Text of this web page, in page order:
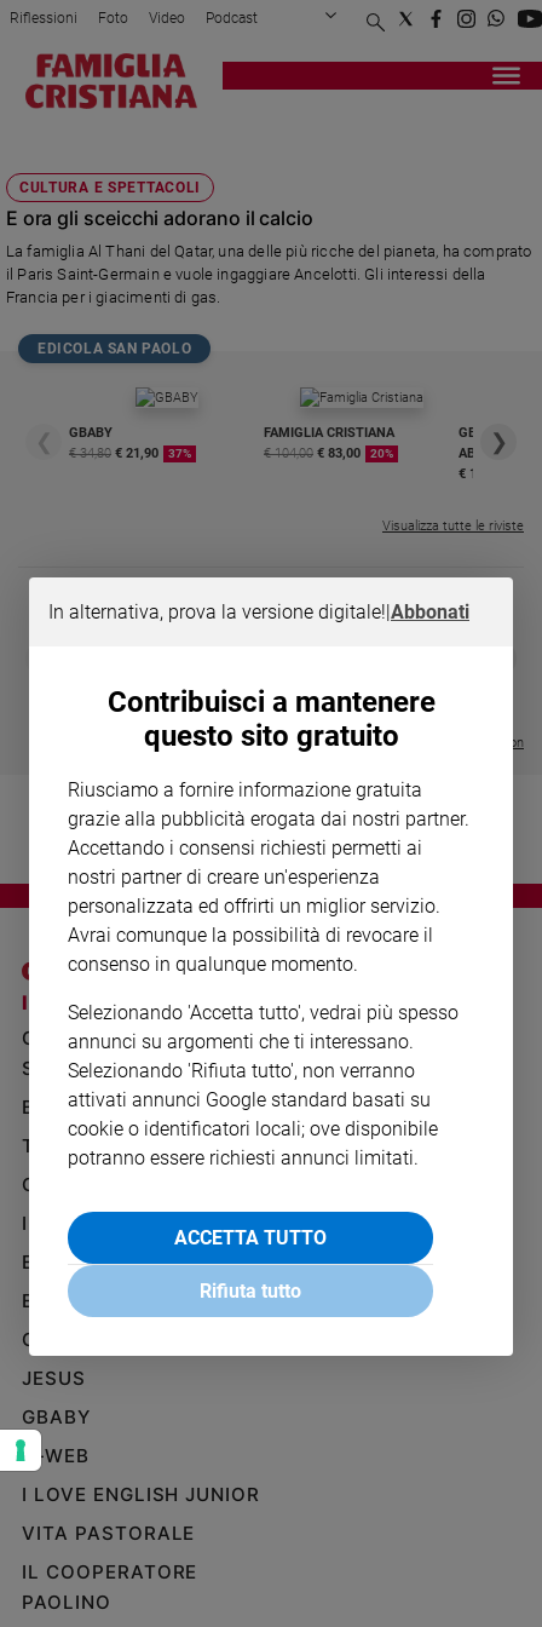
Attualità
Politica
Mondo
Economia
Legalità
giustizia
Sport
Papa
Chiesa
giorno
giorno
Società
e
valori
Ambiente
Creato
Volontariato
Diritti
Aziende
di
valore
della
settimana
Migranti
Diversità
e
inclusione
Costume
Cultura
e
Riflessioni Foto Video Podcast
Privacy Policy Chi siamo
Registrati Redazione
CULTURA E SPETTACOLI
E ora gli sceicchi adorano il calcio
La famiglia Al Thani del Qatar, una delle più ricche del pianeta, ha comprato
il Paris Saint-Germain e vuole ingaggiare Ancelotti. Gli interessi della
Francia per i giacimenti di gas.
EDICOLA SAN PAOLO
❮
GBABY
€ 34,80 € 21,90 37%
FAMIGLIA CRISTIANA
€ 104,00 € 83,00 20%
GBABY
€ 16,99
❯
Visualizza tutte le riviste
- VOL DA 1 AL 5
€ 64,50
Visualizza tutte le collection
I SITI SAN PAOLO
GRUPPO EDITORIALE
SAN PAOLO
BENESSERE
TELENOVA
GAZZETTA D'ALBA
IL GIORNALINO
EDICOLA SAN PAOLO
EDIZIONI SAN PAOLO
CREDERE
JESUS
GBABY
G-WEB
I LOVE ENGLISH JUNIOR
VITA PASTORALE
IL COOPERATORE
PAOLINO
NOTE LEGALI
PRIVACY POLICY
INFORMATIVA
WHISTLEBLOWING
SOCIAL
In alternativa, prova la versione digitale!|Abbonati
Contribuisci a mantenere
questo sito gratuito
Riusciamo a fornire informazione gratuita
grazie alla pubblicità erogata dai nostri partner.
Accettando i consensi richiesti permetti ai
nostri partner di creare un'esperienza
personalizzata ed offrirti un miglior servizio.
Avrai comunque la possibilità di revocare il
consenso in qualunque momento.
Selezionando 'Accetta tutto', vedrai più spesso
annunci su argomenti che ti interessano.
Selezionando 'Rifiuta tutto', non verranno
attivati annunci Google standard basati su
cookie o identificatori locali; ove disponibile
potranno essere richiesti annunci limitati.
ACCETTA TUTTO
Rifiuta tutto